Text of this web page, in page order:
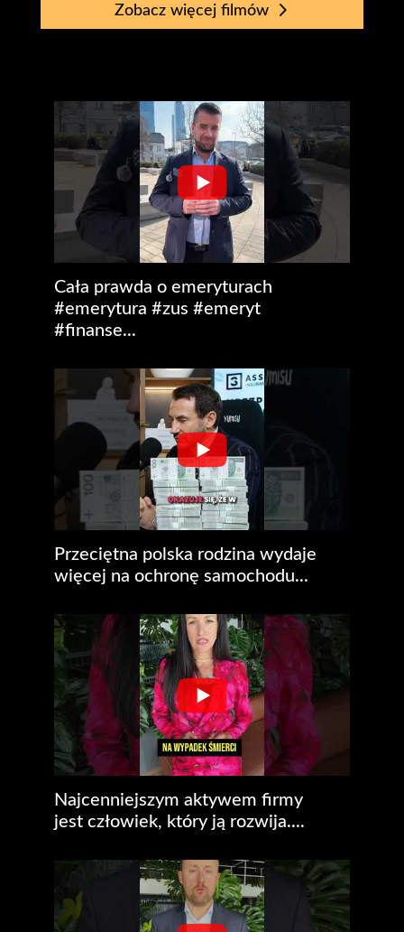
Zobacz więcej filmów
Cała prawda o emeryturach
#emerytura #zus #emeryt
#finanse...
Przeciętna polska rodzina wydaje
więcej na ochronę samochodu...
Najcenniejszym aktywem firmy
jest człowiek, który ją rozwija....